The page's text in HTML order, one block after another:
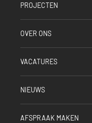
PROJECTEN
OVER ONS
VACATURES
NIEUWS
AFSPRAAK MAKEN